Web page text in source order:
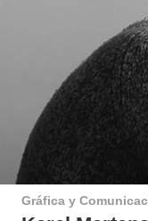
Gráfica y